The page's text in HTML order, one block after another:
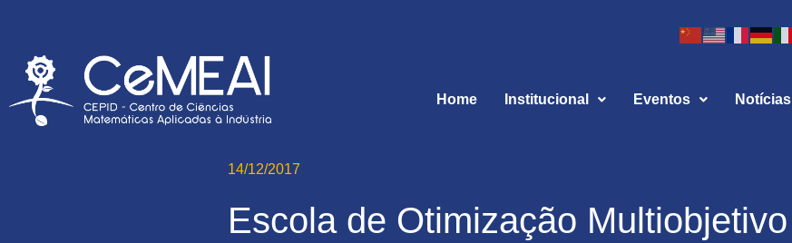
Home Institucional Eventos Notícias
14/12/2017
Escola de Otimização Multiobjetivo